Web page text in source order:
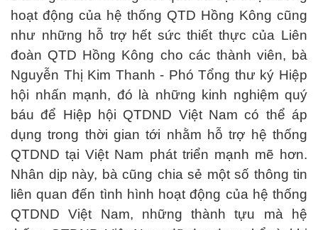
hoạt động của hệ thống QTD Hồng Kông cũng
như những hỗ trợ hết sức thiết thực của Liên
đoàn QTD Hồng Kông cho các thành viên, bà
Nguyễn Thị Kim Thanh - Phó Tổng thư ký Hiệp
hội nhấn mạnh, đó là những kinh nghiệm quý
báu để Hiệp hội QTDND Việt Nam có thể áp
dụng trong thời gian tới nhằm hỗ trợ hệ thống
QTDND tại Việt Nam phát triển mạnh mẽ hơn.
Nhân dịp này, bà cũng chia sẻ một số thông tin
liên quan đến tình hình hoạt động của hệ thống
QTDND Việt Nam, những thành tựu mà hệ